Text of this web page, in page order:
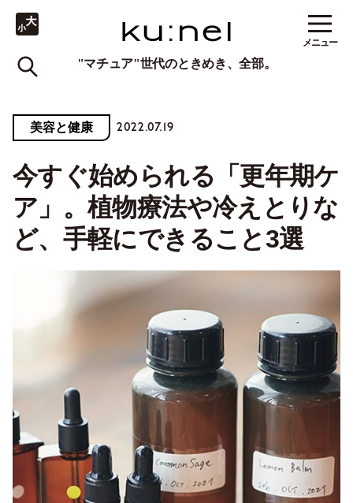
"マチュア"世代のときめき、全部。
メニュー
美容と健康 2022.07.19
今すぐ始められる「更年期ケ
ア」。植物療法や冷えとりな
ど、手軽にできること3選